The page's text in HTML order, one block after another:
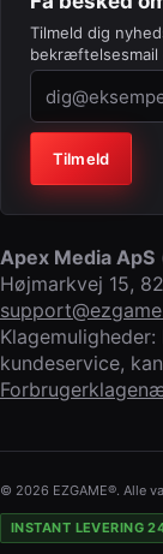
Tilmeld dig
bekræftelsesmail
Virksomhed
Tilmeld
Apex Media ApS
Højmarkvej 15,
kundeservice,
© 2026 EZGAME®. Alle
INSTANT LEVERING